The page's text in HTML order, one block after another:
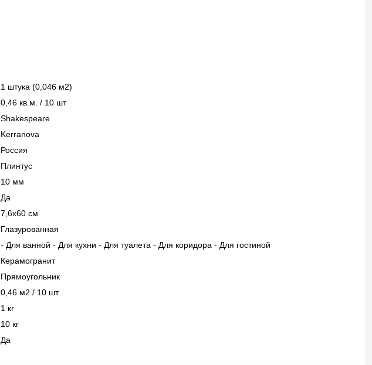
1 штука (0,046 м2)
0,46 кв.м. / 10 шт
Shakespeare
Kerranova
Россия
Плинтус
10 мм
Да
7,6х60 см
Глазурованная
- Для ванной - Для кухни - Для туалета - Для коридора - Для гостиной
Керамогранит
Прямоугольник
0,46 м2 / 10 шт
1 кг
10 кг
Да